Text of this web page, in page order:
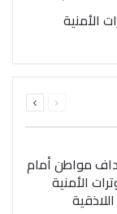
الأمنية
الصفحةالصفحة
مواطن أمام
الأمنية